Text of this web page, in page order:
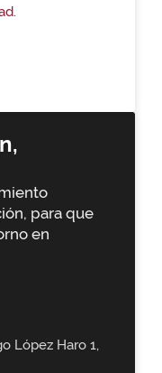
para que
en
López Haro 1,